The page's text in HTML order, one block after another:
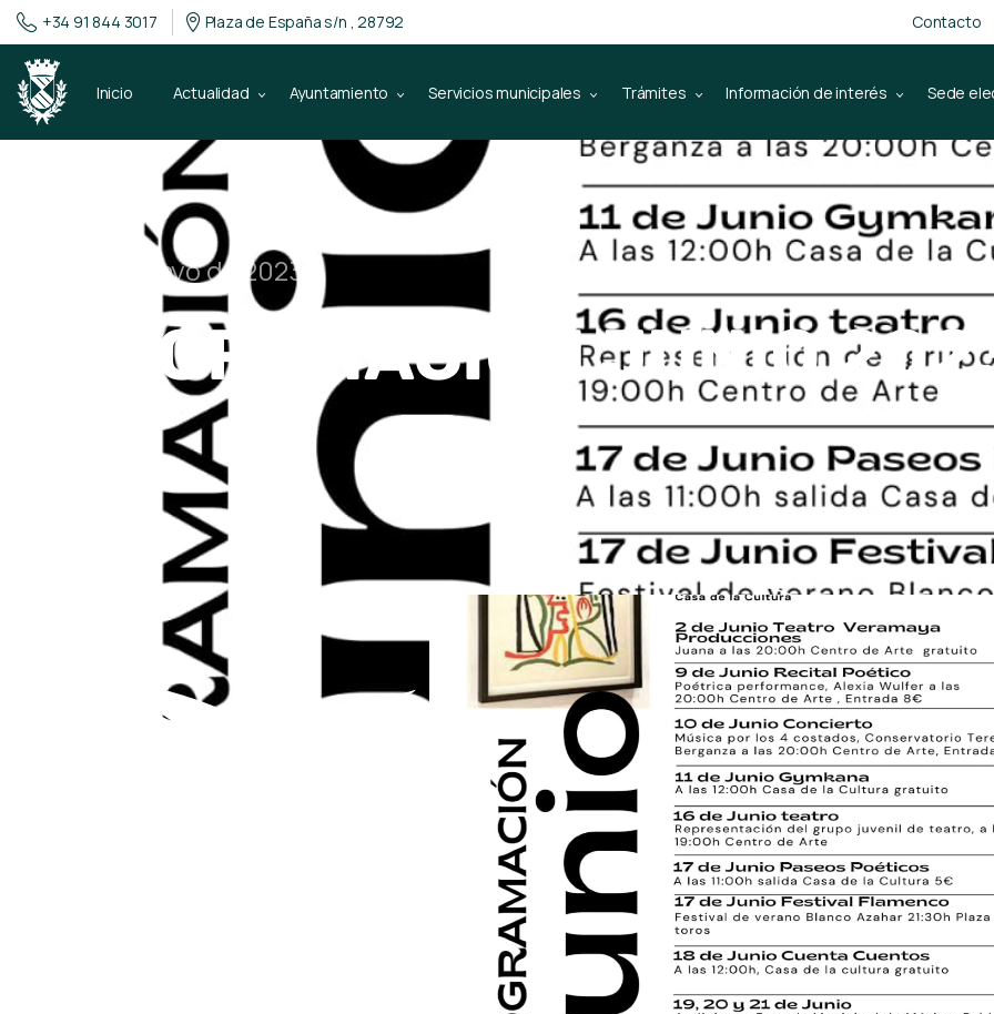
+34 91 844 3017 Plaza de España s/n , 28792 Contacto
Inicio Actualidad Ayuntamiento Servicios municipales Trámites Información de interés Sede
24 de mayo de 2023
PROGRAMACIÓN JUNIO